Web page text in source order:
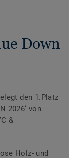
Down
den 1.Platz
2026‘ von
&
Holz- und